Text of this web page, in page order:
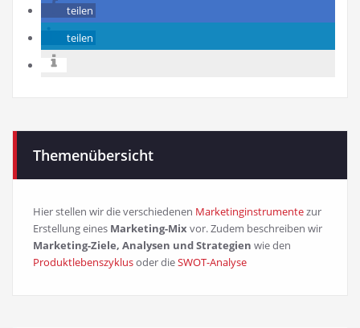
teilen
teilen
Themenübersicht
Hier stellen wir die verschiedenen Marketinginstrumentezur
Erstellung eines Marketing-Mix vor. Zudem beschreiben wir
Marketing-Ziele, Analysen und Strategien wie den
Produktlebenszyklusoder dieSWOT-Analyse